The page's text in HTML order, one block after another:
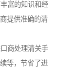
富的知识和经
提供准确的清
商处理清关手
等，节省了进